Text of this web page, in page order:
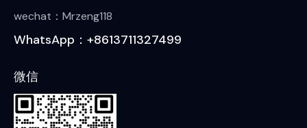
wechat：Mrzeng118
WhatsApp：+8613711327499
微信